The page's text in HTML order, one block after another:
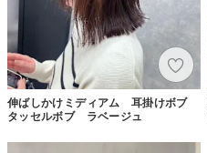
伸ばしかけミディアム 耳掛けボブ
タッセルボブ ラベージュ